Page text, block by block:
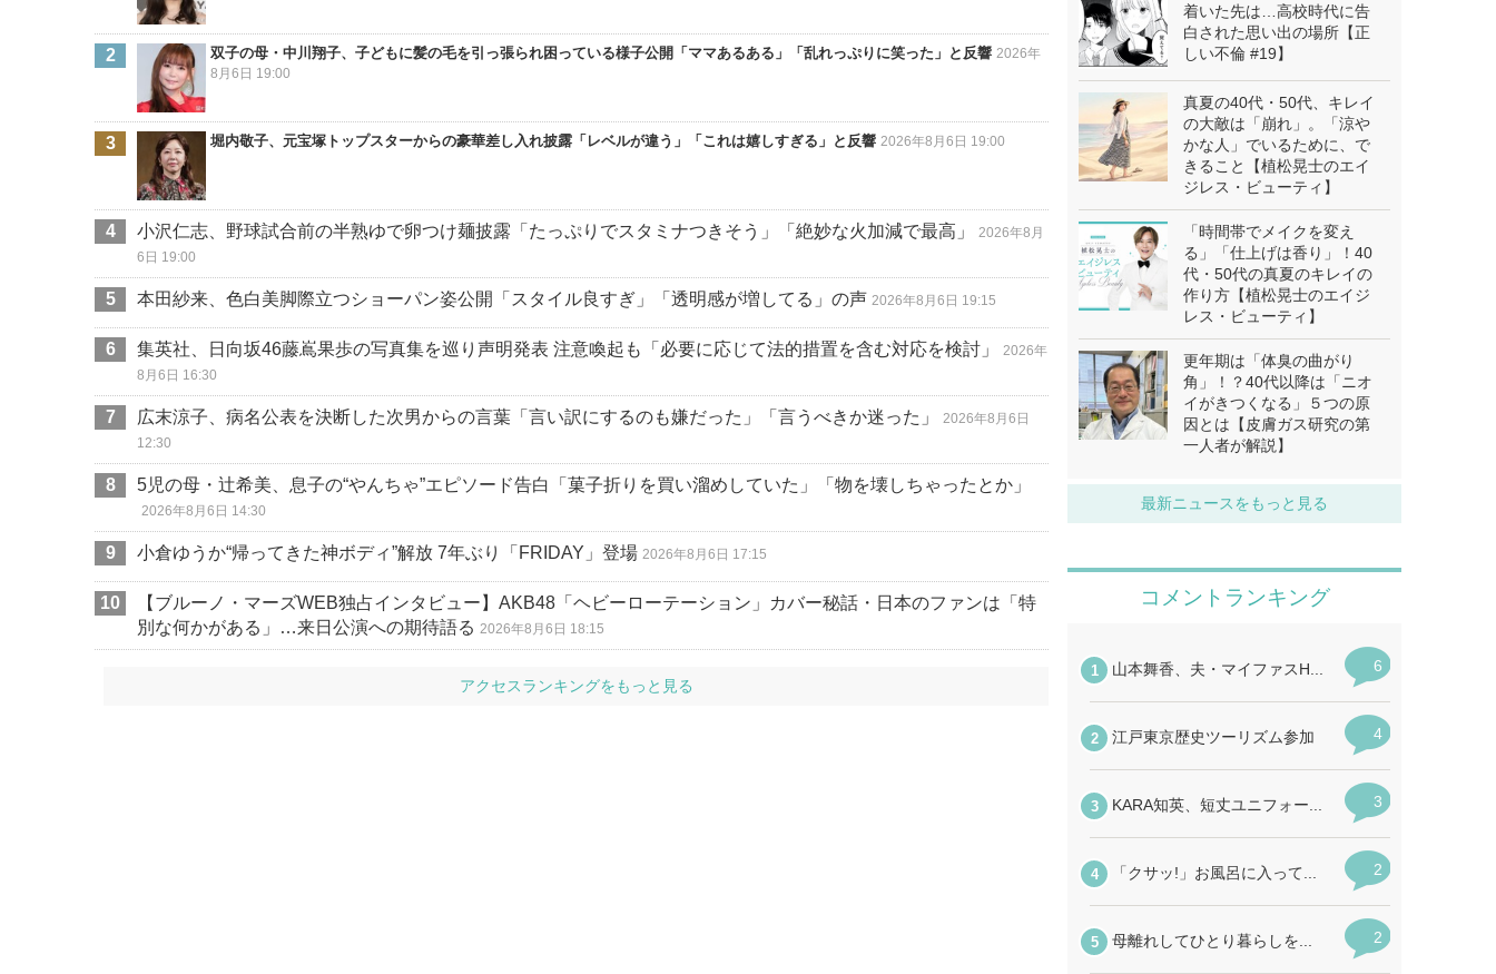
双子の母・中川翔子、子どもに髪の毛を引っ張られ困っている様子公開「ママあるある」「乱れっぷりに笑った」と反響 2026年
8月6日 19:00
堀内敬子、元宝塚トップスターからの豪華差し入れ披露「レベルが違う」「これは嬉しすぎる」と反響 2026年8月6日 19:00
小沢仁志、野球試合前の半熟ゆで卵つけ麺披露「たっぷりでスタミナつきそう」「絶妙な火加減で最高」
2026年8月
6日 19:00
本田紗来、色白美脚際立つショーパン姿公開「スタイル良すぎ」「透明感が増してる」の声 2026年8月6日 19:15
集英社、日向坂46藤嶌果歩の写真集を巡り声明発表 注意喚起も「必要に応じて法的措置を含む対応を検討」
2026年
8月6日 16:30
広末涼子、病名公表を決断した次男からの言葉「言い訳にするのも嫌だった」「言うべきか迷った」
2026年8月6日
12:30
5児の母・辻希美、息子の“やんちゃ”エピソード告白「菓子折りを買い溜めしていた」「物を壊しちゃったとか」
2026年8月6日 14:30
小倉ゆうか“帰ってきた神ボディ”解放 7年ぶり「FRIDAY」登場 2026年8月6日 17:15
【ブルーノ・マーズWEB独占インタビュー】AKB48「ヘビーローテーション」カバー秘話・日本のファンは「特
別な何かがある」…来日公演への期待語る 2026年8月6日 18:15
アクセスランキングをもっと見る
着いた先は…高校時代に告
白された思い出の場所【正
しい不倫 #19】
真夏の40代・50代、キレイ
の大敵は「崩れ」。「涼や
かな人」でいるために、で
きること【植松晃士のエイ
ジレス・ビューティ】
「時間帯でメイクを変え
る」「仕上げは香り」！40
代・50代の真夏のキレイの
作り方【植松晃士のエイジ
レス・ビューティ】
更年期は「体臭の曲がり
角」！？40代以降は「ニオ
イがきつくなる」５つの原
因とは【皮膚ガス研究の第
一人者が解説】
最新ニュースをもっと見る